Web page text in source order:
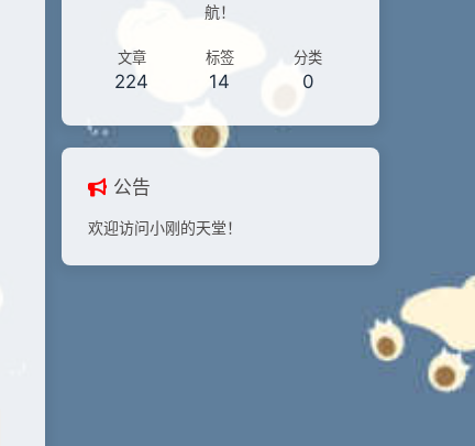
航！
文章
224
标签
14
分类
0
公告
欢迎访问小刚的天堂！